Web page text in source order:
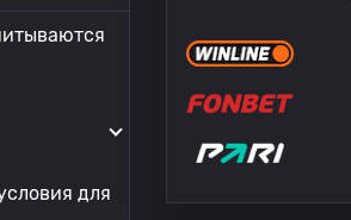
для